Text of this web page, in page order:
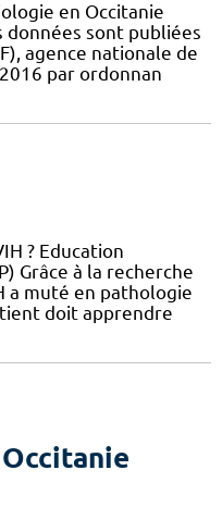
en Occitanie
données sont publiées
agence nationale de
par ordonnan
? Education
Grâce à la recherche
a muté en pathologie
doit apprendre